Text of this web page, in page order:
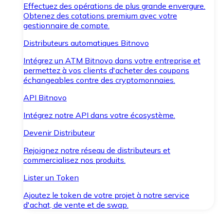
Effectuez des opérations de plus grande envergure.
Obtenez des cotations premium avec votre
gestionnaire de compte.
Distributeurs automatiques Bitnovo
Intégrez un ATM Bitnovo dans votre entreprise et
permettez à vos clients d'acheter des coupons
échangeables contre des cryptomonnaies.
API Bitnovo
Intégrez notre API dans votre écosystème.
Devenir Distributeur
Rejoignez notre réseau de distributeurs et
commercialisez nos produits.
Lister un Token
Ajoutez le token de votre projet à notre service
d'achat, de vente et de swap.